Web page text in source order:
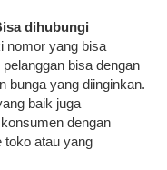
dihubungi
nomor yang bisa
bisa dengan
bunga yang diinginkan.
baik juga
dengan
toko atau yang